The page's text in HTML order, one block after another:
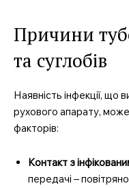
Причини
та суглобів
Наявність інфекції, що
рухового апарату,
факторів:
Контакт з
передачі –